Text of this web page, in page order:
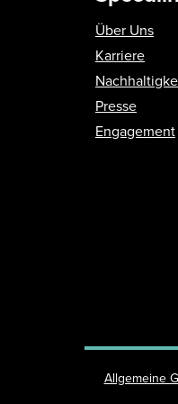
Über Uns
Karriere
Presse
Engagement
Allgemeine